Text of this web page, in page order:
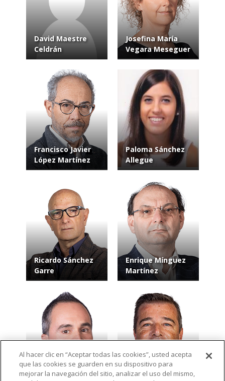
David Maestre
Celdrán
Josefina María
Vegara Meseguer
Francisco Javier
López Martínez
Paloma Sánchez
Allegue
Ricardo Sánchez
Garre
Enrique Mínguez
Martínez
Jerónimo
Granados
Fernando José
Al hacer clic en “Aceptar todas las cookies”, usted acepta
que las cookies se guarden en su dispositivo para
mejorar la navegación del sitio, analizar el uso del mismo,